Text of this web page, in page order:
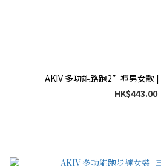
AKIV 多功能路跑2”褲男女款
HK$443.00